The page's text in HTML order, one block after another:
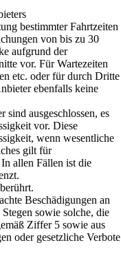
bestimmter Fahrtzeiten
von bis zu 30
aufgrund der
vor. Für Wartezeiten
etc. oder für durch Dritte
ebenfalls keine
sind ausgeschlossen, es
vor. Diese
wenn wesentliche
gilt für
allen Fällen ist die
Beschädigungen an
sowie solche, die
Ziffer 5 sowie aus
oder gesetzliche Verbote